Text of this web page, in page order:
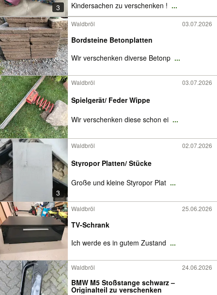
3 Kindersachen zu verschenken ! ...
Waldbröl 03.07.2026
Bordsteine Betonplatten
Wir verschenken diverse Betonp ...
Waldbröl 03.07.2026
Spielgerät/ Feder Wippe
Wir verschenken diese schon ei ...
3
Waldbröl 02.07.2026
Styropor Platten/ Stücke
Große und kleine Styropor Plat ...
Waldbröl 25.06.2026
TV-Schrank
Ich werde es in gutem Zustand ...
Waldbröl 24.06.2026
BMW M5 Stoßstange schwarz –
Originalteil zu verschenken